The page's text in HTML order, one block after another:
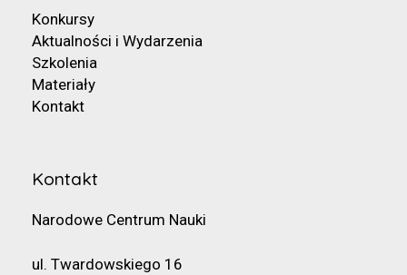
Konkursy
Aktualności i Wydarzenia
Szkolenia
Materiały
Kontakt
Kontakt
Narodowe Centrum Nauki
ul. Twardowskiego 16